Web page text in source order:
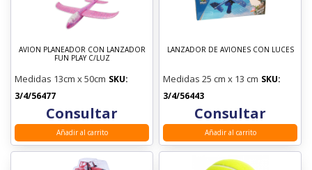
AVION PLANEADOR CON LANZADOR
FUN PLAY C/LUZ
Medidas 13cm x 50cm SKU:
3/4/56477
Consultar
Añadir al carrito
LANZADOR DE AVIONES CON LUCES
Medidas 25 cm x 13 cm SKU:
3/4/56443
Consultar
Añadir al carrito